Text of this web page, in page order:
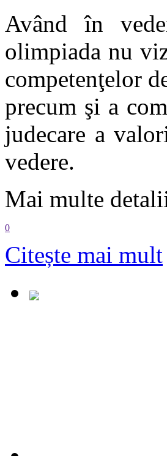
Având în
olimpiada nu
competenţelor
precum şi a
judecare a
vedere.
Mai multe
0
Citește mai mult